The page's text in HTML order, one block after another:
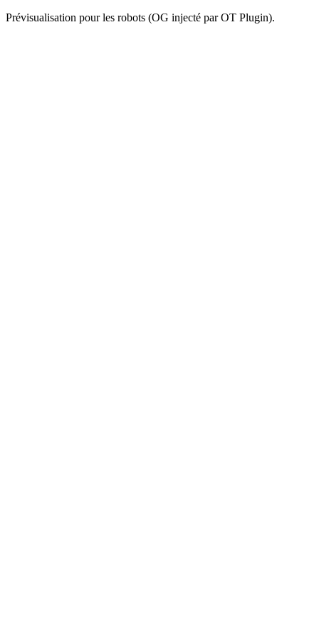
Prévisualisation pour les robots (OG injecté par OT Plugin).